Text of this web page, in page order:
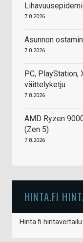
7.8.2026
Asunnon
7.8.2026
PC, PlayStation,
väittelyketju
7.8.2026
AMD Ryzen
(Zen 5)
7.8.2026
HINTA.FI
Hinta.fi hintavertailu